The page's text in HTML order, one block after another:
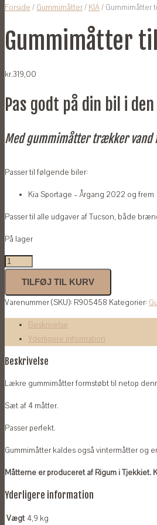
Forside / Gummimåtter/ KIA/ Gummimåtter
Gummimåtter
kr.319,00
Pas godt på din bil i
Med gummimåtter trækker vand
Passer til følgende biler:
Kia Sportage – Årgang 2022 og frem
Passer til alle udgaver af Tucson, både
På lager
Gummimåtter
Sportage
2022-
TILFØJ TIL KURV
Varenummer (SKU): R905458 Kategorier:
Beskrivelse
Yderligere information
Beskrivelse
Lækre gummimåtter formstøbt til netop
Sæt af 4 måtter.
Passer perfekt.
Gummimåtter kaldes også vintermåtter og
Måtterne er produceret af Rigum i Tjekkiet.
Yderligere information
Vægt 4,9 kg